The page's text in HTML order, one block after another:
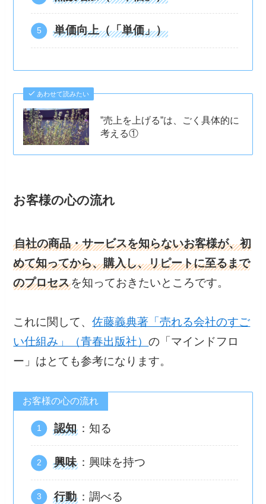
単価向上（「単価」）
あわせて読みたい
”売上を上げる”は、ごく具体的に
考える①
お客様の心の流れ
自社の商品・サービスを知らないお客様が、初
めて知ってから、購入し、リピートに至るまで
のプロセスを知っておきたいところです。
これに関して、佐藤義典著「売れる会社のすご
い仕組み」（青春出版社）の「マインドフロ
ー」はとても参考になります。
お客様の心の流れ
認知 ：知る
興味 ：興味を持つ
行動 ：調べる